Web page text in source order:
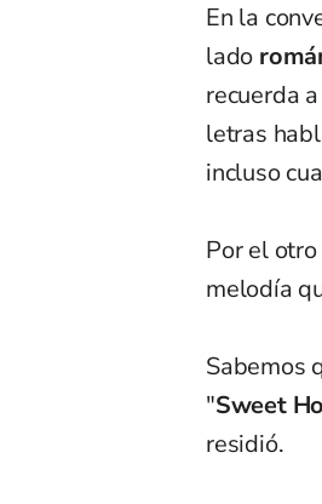
En la
lado
recuerda
letras
incluso
Por el
melodía
Sabemos
"Sweet
residió.